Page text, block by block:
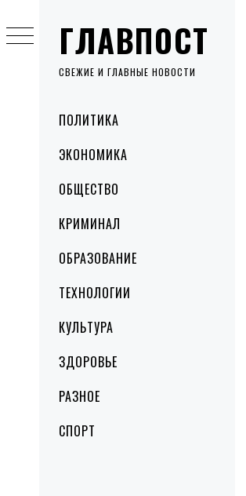
ГЛАВПОСТ
СВЕЖИЕ И ГЛАВНЫЕ НОВОСТИ
MenuПОЛИТИКА
ЭКОНОМИКА
ОБЩЕСТВО
КРИМИНАЛ
ОБРАЗОВАНИЕ
ТЕХНОЛОГИИ
КУЛЬТУРА
ЗДОРОВЬЕ
РАЗНОЕ
СПОРТ
to
content